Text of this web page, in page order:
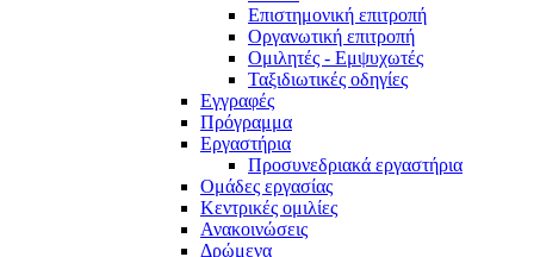
Επιστημονική επιτροπή
Οργανωτική επιτροπή
Ομιλητές - Εμψυχωτές
Ταξιδιωτικές οδηγίες
Εγγραφές
Πρόγραμμα
Εργαστήρια
Προσυνεδριακά εργαστήρια
Ομάδες εργασίας
Κεντρικές ομιλίες
Ανακοινώσεις
Δρώμενα